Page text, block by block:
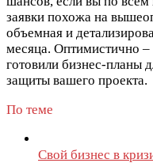
заявки похожа на
объемная и
месяца. Оптимистично
готовили бизнес-планы
защиты вашего проекта.
По теме
Свой бизнес в